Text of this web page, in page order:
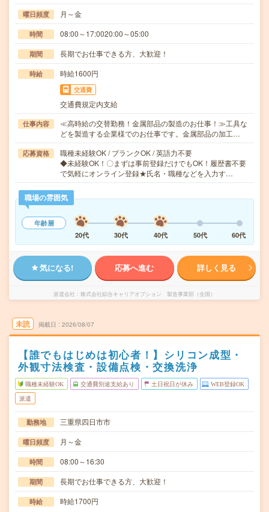
曜日頻度 月～金
時間 08:00～17:0020:00～05:00
期間 長期でお仕事できる方、大歓迎！
時給 時給1600円
交通費
交通費規定内支給
仕事内容
≪高時給の交替勤務！金属部品の製造のお仕事！≫工具な
どを製造する企業様でのお仕事です。金属部品の加工…
応募資格
職種未経験OK / ブランクOK / 英語力不要
◆未経験OK！〇まずは事前登録だけでもOK！履歴書不要
で気軽にオンライン登録★氏名・職種などを入力す…
職場の雰囲気
年齢層
20代
30代 40代 50代 60代
気になる! 応募へ進む 詳しく見る
派遣会社 株式会社綜合キャリアオプション 製造事業部（全国）
未読 掲載日 2026/08/07
【誰でもはじめは初心者！】シリコン成型・
外観寸法検査・設備点検・交換洗浄
職種未経験OK 交通費別途支給あり 土日祝日が休み WEB登録OK
派遣
勤務地 三重県四日市市
曜日頻度 月～金
時間 08:00～16:30
期間 長期でお仕事できる方、大歓迎！
時給 時給1700円